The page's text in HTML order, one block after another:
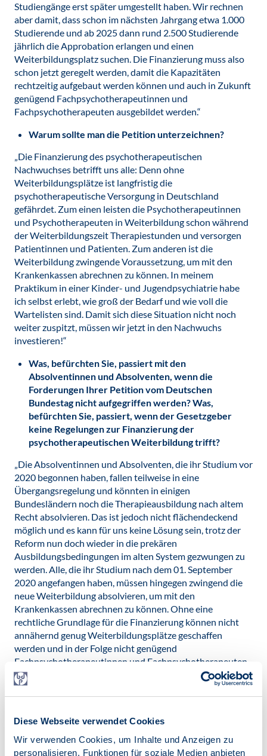
Diese Webseite verwendet Cookies
Wir verwenden Cookies, um Inhalte und Anzeigen zu
personalisieren, Funktionen für soziale Medien anbieten
Studiengänge erst später umgestellt haben. Wir rechnen
aber damit, dass schon im nächsten Jahrgang etwa 1.000
Studierende und ab 2025 dann rund 2.500 Studierende
jährlich die Approbation erlangen und einen
Weiterbildungsplatz suchen. Die Finanzierung muss also
schon jetzt geregelt werden, damit die Kapazitäten
rechtzeitig aufgebaut werden können und auch in Zukunft
genügend Fachpsychotherapeutinnen und
Fachpsychotherapeuten ausgebildet werden.“
Warum sollte man die Petition unterzeichnen?
„Die Finanzierung des psychotherapeutischen
Nachwuchses betrifft uns alle: Denn ohne
Weiterbildungsplätze ist langfristig die
psychotherapeutische Versorgung in Deutschland
gefährdet. Zum einen leisten die Psychotherapeutinnen
und Psychotherapeuten in Weiterbildung schon während
der Weiterbildungszeit Therapiestunden und versorgen
Patientinnen und Patienten. Zum anderen ist die
Weiterbildung zwingende Voraussetzung, um mit den
Krankenkassen abrechnen zu können. In meinem
Praktikum in einer Kinder- und Jugendpsychiatrie habe
ich selbst erlebt, wie groß der Bedarf und wie voll die
Wartelisten sind. Damit sich diese Situation nicht noch
weiter zuspitzt, müssen wir jetzt in den Nachwuchs
investieren!“
Was, befürchten Sie, passiert mit den
Absolventinnen und Absolventen, wenn die
Forderungen Ihrer Petition vom Deutschen
Bundestag nicht aufgegriffen werden? Was,
befürchten Sie, passiert, wenn der Gesetzgeber
keine Regelungen zur Finanzierung der
psychotherapeutischen Weiterbildung trifft?
„Die Absolventinnen und Absolventen, die ihr Studium vor
2020 begonnen haben, fallen teilweise in eine
Übergangsregelung und könnten in einigen
Bundesländern noch die Therapieausbildung nach altem
Recht absolvieren. Das ist jedoch nicht flächendeckend
möglich und es kann für uns keine Lösung sein, trotz der
Reform nun doch wieder in die prekären
Ausbildungsbedingungen im alten System gezwungen zu
werden. Alle, die ihr Studium nach dem 01. September
2020 angefangen haben, müssen hingegen zwingend die
neue Weiterbildung absolvieren, um mit den
Krankenkassen abrechnen zu können. Ohne eine
rechtliche Grundlage für die Finanzierung können nicht
annähernd genug Weiterbildungsplätze geschaffen
werden und in der Folge nicht genügend
Fachpsychotherapeutinnen und Fachpsychotherapeuten
zur Verfügung stehen, was den Mangel an Therapieplätzen
künftig noch weiter verschärfen würde.“
keinen Weiterbildungsplatz finden?
„Ich plane aktuell, meine Approbationsprüfung im März